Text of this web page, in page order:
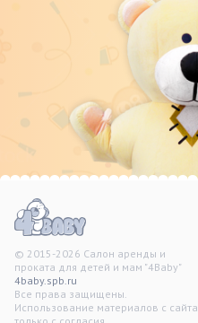
© 2015-2026 Салон аренды и
проката для детей и мам "4Baby"
4baby.spb.ru
Все права защищены.
Использование материалов с сайта